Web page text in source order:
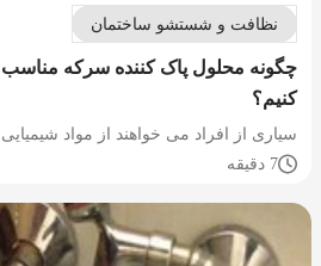
نظافت و شستشو ساختمان
چگونه محلول پاک کننده سرکه
کنیم؟
سیاری از افراد می خواهند از مواد
7 دقیقه